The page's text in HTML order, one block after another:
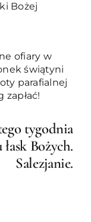
Bożej
ofiary w
świątyni
parafialnej
tygodnia
Bożych.
Salezjanie.